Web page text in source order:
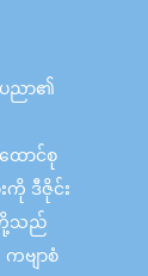
ပညာ၏
ောင်စု
ကို ဒီဇိုင်း
တို့သည်
ကဗျာစံ